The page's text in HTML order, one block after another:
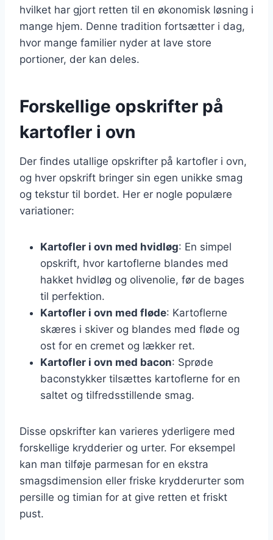
hvilket har gjort retten til en økonomisk løsning i
mange hjem. Denne tradition fortsætter i dag,
hvor mange familier nyder at lave store
portioner, der kan deles.
Forskellige opskrifter på
kartofler i ovn
Der findes utallige opskrifter på kartofler i ovn,
og hver opskrift bringer sin egen unikke smag
og tekstur til bordet. Her er nogle populære
variationer:
Kartofler i ovn med hvidløg: En simpel
opskrift, hvor kartoflerne blandes med
hakket hvidløg og olivenolie, før de bages
til perfektion.
Kartofler i ovn med fløde: Kartoflerne
skæres i skiver og blandes med fløde og
ost for en cremet og lækker ret.
Kartofler i ovn med bacon: Sprøde
baconstykker tilsættes kartoflerne for en
saltet og tilfredsstillende smag.
Disse opskrifter kan varieres yderligere med
forskellige krydderier og urter. For eksempel
kan man tilføje parmesan for en ekstra
smagsdimension eller friske krydderurter som
persille og timian for at give retten et friskt
pust.